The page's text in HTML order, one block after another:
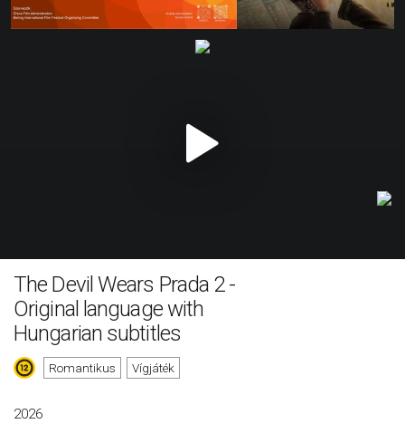
The Devil Wears Prada 2 -
Original language with
Hungarian subtitles
Romantikus Vígjáték
2026